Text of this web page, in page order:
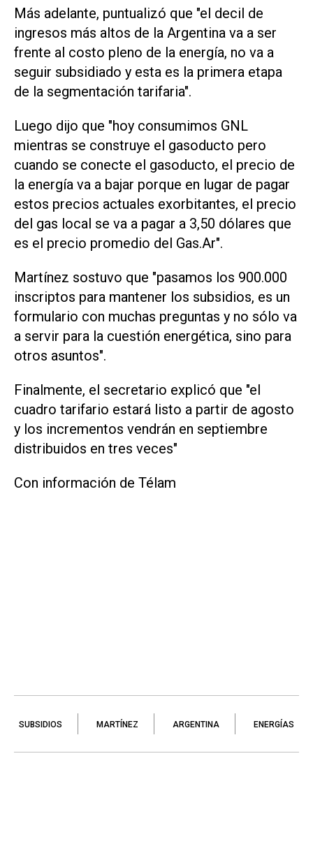
Más adelante, puntualizó que "el decil de
ingresos más altos de la Argentina va a ser
frente al costo pleno de la energía, no va a
seguir subsidiado y esta es la primera etapa
de la segmentación tarifaria".
Luego dijo que "hoy consumimos GNL
mientras se construye el gasoducto pero
cuando se conecte el gasoducto, el precio de
la energía va a bajar porque en lugar de pagar
estos precios actuales exorbitantes, el precio
del gas local se va a pagar a 3,50 dólares que
es el precio promedio del Gas.Ar".
Martínez sostuvo que "pasamos los 900.000
inscriptos para mantener los subsidios, es un
formulario con muchas preguntas y no sólo va
a servir para la cuestión energética, sino para
otros asuntos".
Finalmente, el secretario explicó que "el
cuadro tarifario estará listo a partir de agosto
y los incrementos vendrán en septiembre
distribuidos en tres veces"
Con información de Télam
SUBSIDIOS MARTÍNEZ ARGENTINA ENERGÍAS